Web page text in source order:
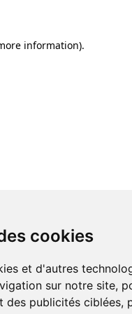
cookies
et d'autres
sur notre site,
des publicités ciblées,
information).